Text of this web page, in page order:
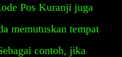
Pos Kuranji juga
memutuskan tempat
contoh, jika